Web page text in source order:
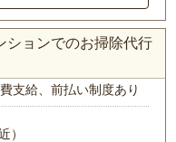
ションでのお掃除代行
費支給、前払い制度あり
）